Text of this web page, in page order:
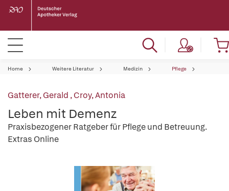
Home Weitere Literatur Medizin Pflege
Gatterer, Gerald ,Croy, Antonia
Leben mit Demenz
Praxisbezogener Ratgeber für Pflege und Betreuung.
Extras Online